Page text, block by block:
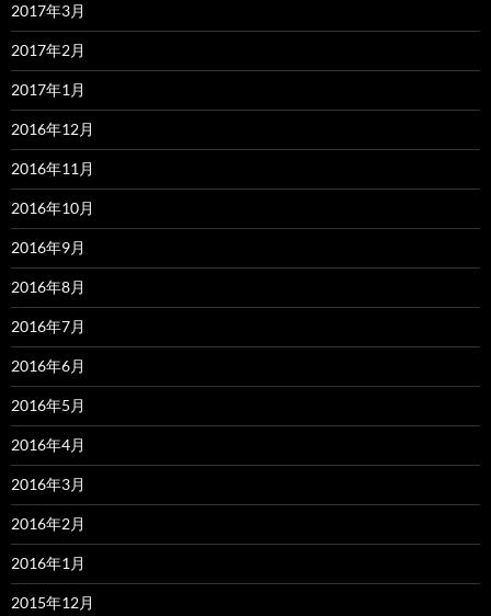
2017年3月
2017年2月
2017年1月
2016年12月
2016年11月
2016年10月
2016年9月
2016年8月
2016年7月
2016年6月
2016年5月
2016年4月
2016年3月
2016年2月
2016年1月
2015年12月